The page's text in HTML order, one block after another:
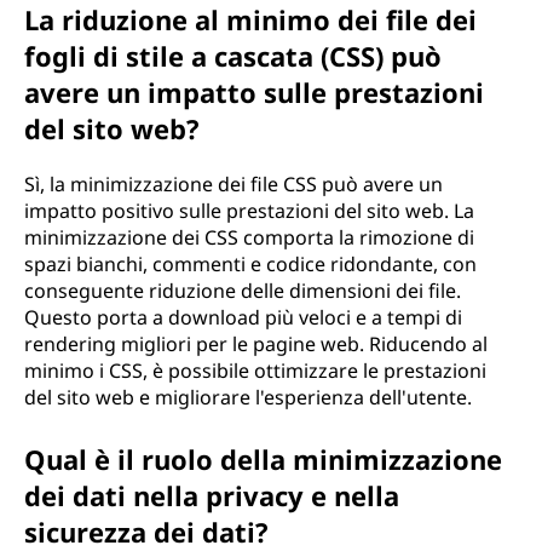
La riduzione al minimo dei file dei
fogli di stile a cascata (CSS) può
avere un impatto sulle prestazioni
del sito web?
Sì, la minimizzazione dei file CSS può avere un
impatto positivo sulle prestazioni del sito web. La
minimizzazione dei CSS comporta la rimozione di
spazi bianchi, commenti e codice ridondante, con
conseguente riduzione delle dimensioni dei file.
Questo porta a download più veloci e a tempi di
rendering migliori per le pagine web. Riducendo al
minimo i CSS, è possibile ottimizzare le prestazioni
del sito web e migliorare l'esperienza dell'utente.
Qual è il ruolo della minimizzazione
dei dati nella privacy e nella
sicurezza dei dati?